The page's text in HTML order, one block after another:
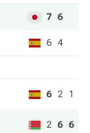
7 6
6 4
6 2 1
2 6 6